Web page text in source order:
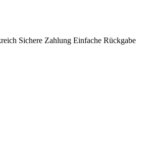
Sichere Zahlung Einfache Rückgabe